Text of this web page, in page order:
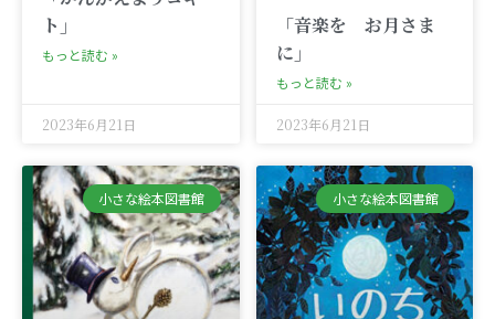
ト」
もっと読む »
2023年6月21日
「音楽を お月さま
に」
もっと読む »
2023年6月21日
小さな絵本図書館 小さな絵本図書館